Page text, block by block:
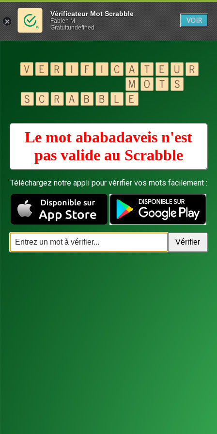
Le mot ababadaveis n'est
pas valide au Scrabble
Téléchargez notre appli pour vérifier vos mots facilement :
Vérificateur Mot Scrabble
Fabien M
Gratuitundefined
VOIR